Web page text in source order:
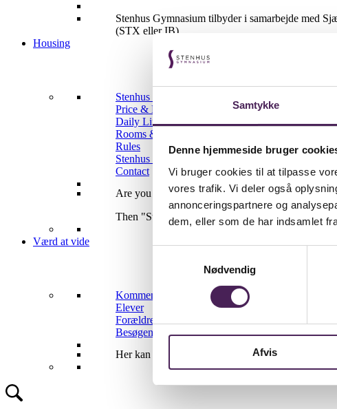
Samtykke
Denne hjemmeside bruger
Vi bruger cookies til at tilpasse
vores trafik. Vi deler også
annonceringspartnere og
dem, eller som de har indsamlet
Nødvendig
Afvis
Stenhus Gymnasium tilbyder i samarbejde med
(STX eller IB)
Housing
Stenhus Gymnasium Housing
Price & How to apply
Daily Life
Rooms & Facilities
Rules
Stenhus Housing supervisors
Contact
Are you a Sports College or Pre-IB/IB student
Then "Stenhus Gymnasium Housing" might be
Værd at vide
Kommende elever
Elever
Forældre
Besøgende
Her kan du finde mere information om skolen på